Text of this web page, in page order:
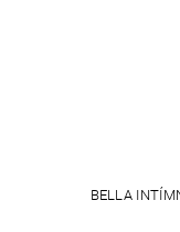
BELLA